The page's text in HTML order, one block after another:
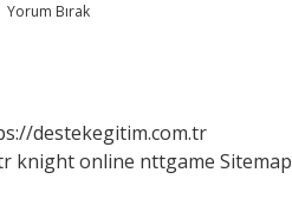
Yorum Bırak
destekegitim.com.tr
knight online nttgame Sitemap